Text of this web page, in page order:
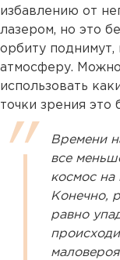
избавлению от
лазером, но это
орбиту поднимут,
атмосферу.
использовать
точки зрения это
Времени
все
космос на
Конечно,
равно